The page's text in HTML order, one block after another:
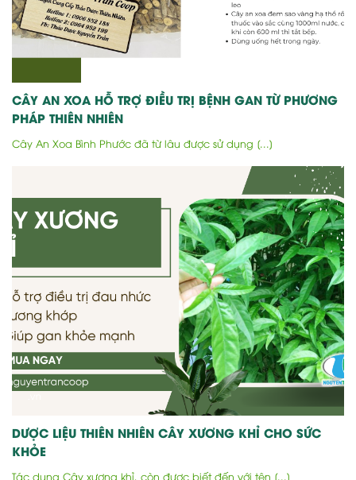
CÂY AN XOA HỖ TRỢ ĐIỀU TRỊ BỆNH GAN TỪ PHƯƠNG
PHÁP THIÊN NHIÊN
Cây An Xoa Bình Phước đã từ lâu được sử dụng [...]
DƯỢC LIỆU THIÊN NHIÊN CÂY XƯƠNG KHỈ CHO SỨC
KHỎE
Tác dụng Cây xương khỉ, còn được biết đến với tên [...]